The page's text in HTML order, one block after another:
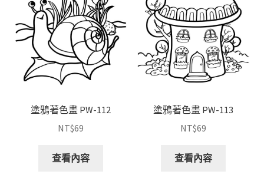
塗鴉著色畫 PW-112
NT$69
查看內容
塗鴉著色畫 PW-113
NT$69
查看內容